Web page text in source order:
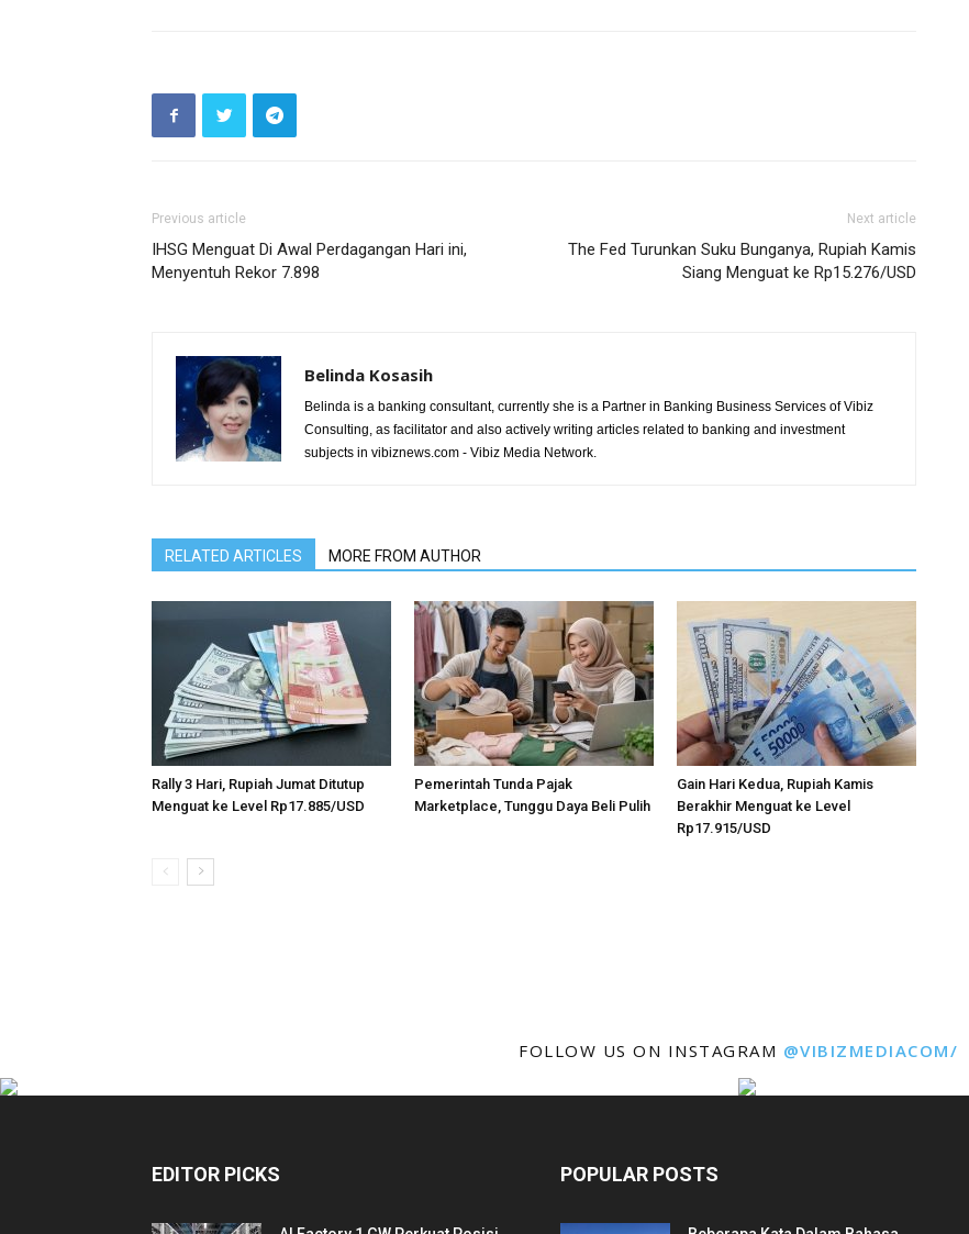
Previous article
IHSG Menguat Di Awal Perdagangan Hari ini,
Menyentuh Rekor 7.898
Next article
The Fed Turunkan Suku Bunganya, Rupiah Kamis
Siang Menguat ke Rp15.276/USD
Belinda Kosasih
Belinda is a banking consultant, currently she is a Partner in Banking Business Services of Vibiz
Consulting, as facilitator and also actively writing articles related to banking and investment
subjects in vibiznews.com - Vibiz Media Network.
RELATED ARTICLES MORE FROM AUTHOR
Rally 3 Hari, Rupiah Jumat Ditutup
Menguat ke Level Rp17.885/USD
Pemerintah Tunda Pajak
Marketplace, Tunggu Daya Beli Pulih
Gain Hari Kedua, Rupiah Kamis
Berakhir Menguat ke Level
Rp17.915/USD
FOLLOW US ON INSTAGRAM @VIBIZMEDIACOM/
EDITOR PICKS POPULAR POSTS